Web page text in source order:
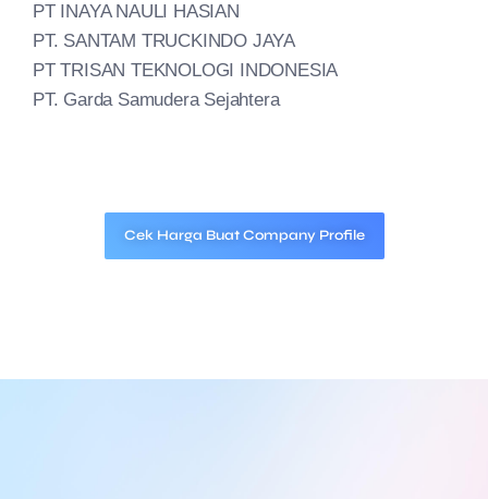
PT INAYA NAULI HASIAN
PT. SANTAM TRUCKINDO JAYA
PT TRISAN TEKNOLOGI INDONESIA
PT. Garda Samudera Sejahtera
Cek Harga Buat Company Profile